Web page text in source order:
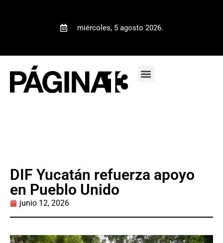
miércoles, 5 agosto 2026.
DIF Yucatán refuerza apoyo
en Pueblo Unido
junio 12, 2026